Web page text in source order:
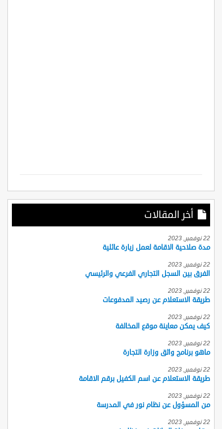
أخر المقالات
22 نوفمبر, 2023
مدة صلاحية الاقامة لعمل زيارة عائلية
22 نوفمبر, 2023
الفرق بين السجل التجاري الفرعي والرئيسي
22 نوفمبر, 2023
طريقة الاستعلام عن رصيد المدفوعات
22 نوفمبر, 2023
كيف يمكن معاينة موقع المخالفة
22 نوفمبر, 2023
ماهو برنامج واثق وزارة التجارة
22 نوفمبر, 2023
طريقة الاستعلام عن اسم الكفيل برقم الاقامة
22 نوفمبر, 2023
من المسؤول عن نظام نور في المدرسة
22 نوفمبر, 2023